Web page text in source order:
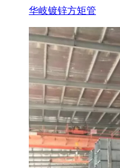
华岐镀锌方矩管